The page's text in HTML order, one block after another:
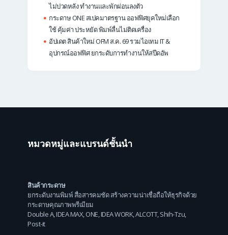
ไม่ปวดหลัง ทำงานและพักผ่อนลงตัว
กระดาษ ONE สเปคมาตรฐาน ออฟฟิศยุคใหม่เลือก
ใช้ คุ้มค่า ประหยัด พิมพ์ลื่นไม่ติดเครื่อง
อัปเดต สินค้าใหม่ OFM ส.ค. 69 รวมไอเทม IT &
อุปกรณ์ออฟฟิศ ยกระดับการทำงานให้สปีดอัพ
หมวดหมู่และแบรนด์ชั้นนำ
สินค้ากระดาษ
ยกระดับงานพิมพ์ สื่อสารคมชัด สร้างความน่าเชื่อถือให้ธุรกิจด้วย
กระดาษคุณภาพพรีเมียม
Double A,IDEA MAX,ONE,IDEA WORK,ALCOTT,Shih-Tzu,
Post-it